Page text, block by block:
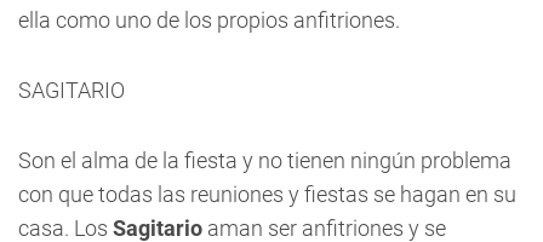
ella como uno de los propios anfitriones.
SAGITARIO
Son el alma de la fiesta y no tienen ningún problema
con que todas las reuniones y fiestas se hagan en su
casa. Los Sagitario aman ser anfitriones y se